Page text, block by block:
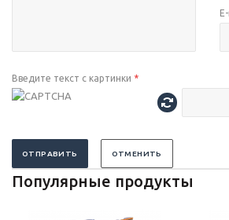
Введите текст с картинки *
ОТПРАВИТЬ ОТМЕНИТЬ
Популярные продукты